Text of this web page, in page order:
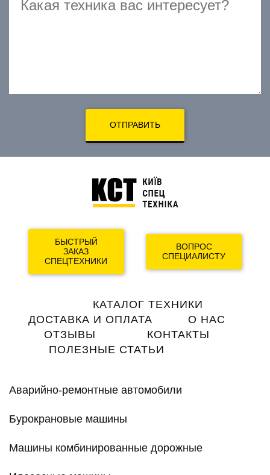
ОТПРАВИТЬ
БЫСТРЫЙ
ЗАКАЗ
СПЕЦТЕХНИКИ
ВОПРОС
СПЕЦИАЛИСТУ
navigation
КАТАЛОГ ТЕХНИКИ
ДОСТАВКА И ОПЛАТА
О НАС
ОТЗЫВЫ
КОНТАКТЫ
ПОЛЕЗНЫЕ СТАТЬИ
Аварийно-ремонтные автомобили
Бурокрановые машины
Машины комбинированные дорожные